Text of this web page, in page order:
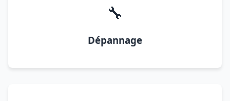
🔧
Dépannage